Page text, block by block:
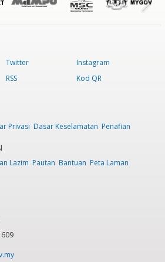
Twitter
Instagram
RSS Kod QR
Privasi Dasar Keselamatan Penafian
Lazim Pautan Bantuan Peta Laman